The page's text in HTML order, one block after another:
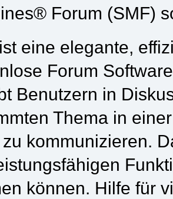
Forum (SMF)
eine elegante,
Forum
Benutzern in
Thema in
zu kommunizieren.
können. Hilfe für